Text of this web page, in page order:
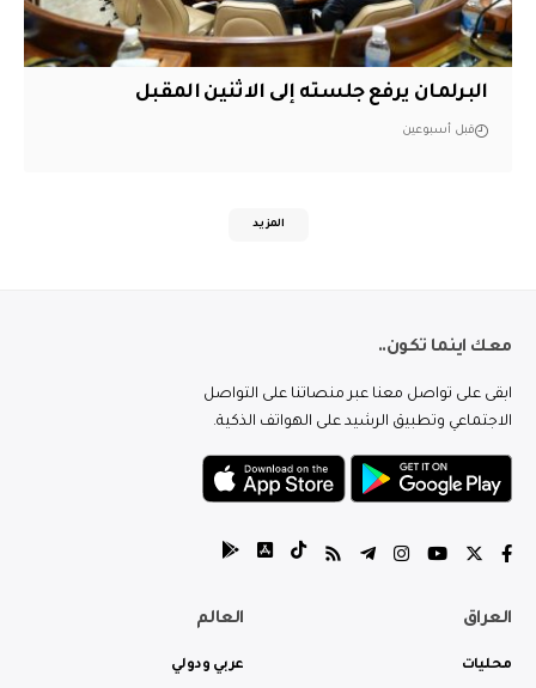
البرلمان يرفع جلسته إلى الاثنين المقبل
قبل أسبوعين
المزيد
معك اينما تكون..
ابقى على تواصل معنا عبر منصاتنا على التواصل
الاجتماعي وتطبيق الرشيد على الهواتف الذكية.
العراق
محليات
العالم
عربي ودولي